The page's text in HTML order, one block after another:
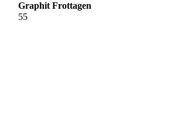
Graphit Frottagen
55